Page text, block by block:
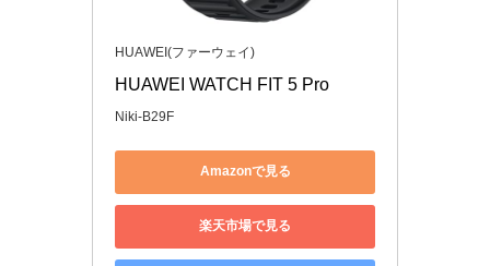
HUAWEI(ファーウェイ)
HUAWEI WATCH FIT 5 Pro
Niki-B29F
Amazonで見る
楽天市場で見る